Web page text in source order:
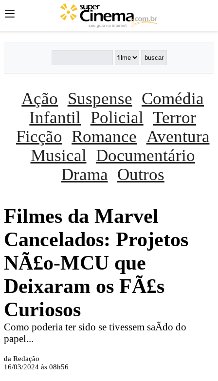
Ação Suspense Comédia
Infantil
Policial Terror
Ficção Romance Aventura
Musical
Documentário
Drama Outros
Filmes da Marvel
Cancelados: Projetos
NÃ£o-MCU que
Deixaram os FÃ£s
Curiosos
Como poderia ter sido se tivessem saÃ­do do
papel...
da Redação
16/03/2024 às 08h56